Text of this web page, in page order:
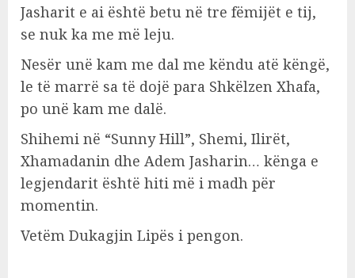
Jasharit e ai është betu në tre fëmijët e tij,
se nuk ka me më leju.
Nesër unë kam me dal me këndu atë këngë,
le të marrë sa të dojë para Shkëlzen Xhafa,
po unë kam me dalë.
Shihemi në “Sunny Hill”, Shemi, Ilirët,
Xhamadanin dhe Adem Jasharin… kënga e
legjendarit është hiti më i madh për
momentin.
Vetëm Dukagjin Lipës i pengon.